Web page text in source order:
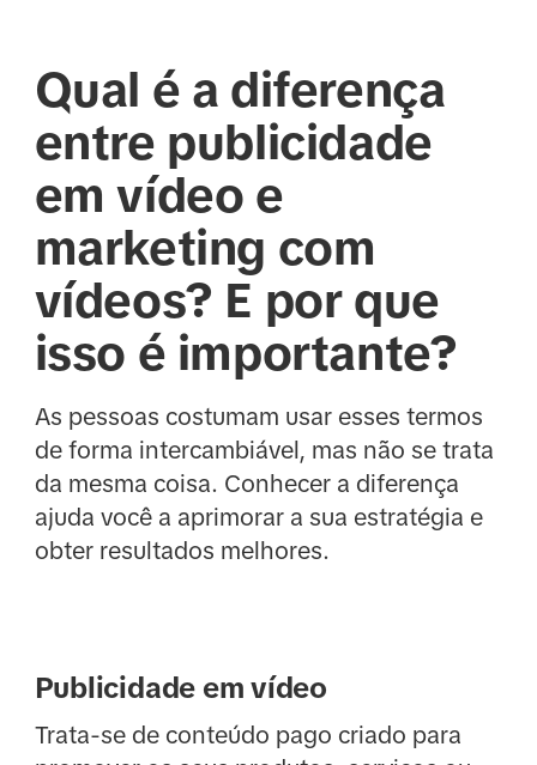
Qual é a diferença
entre publicidade
em vídeo e
marketing com
vídeos? E por que
isso é importante?
As pessoas costumam usar esses termos
de forma intercambiável, mas não se trata
da mesma coisa. Conhecer a diferença
ajuda você a aprimorar a sua estratégia e
obter resultados melhores.
Publicidade em vídeo
Trata-se de conteúdo pago criado para